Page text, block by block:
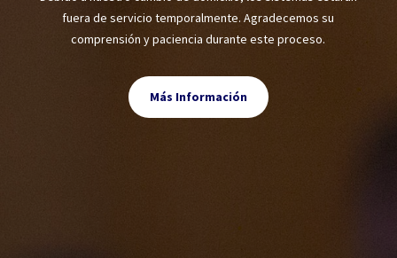
fuera de servicio temporalmente. Agradecemos su
comprensión y paciencia durante este proceso.
Más Información